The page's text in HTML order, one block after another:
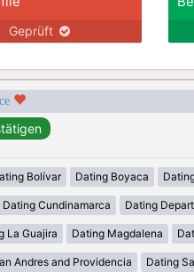
Geprüft
Bolívar Dating Boyaca
Dating Cundinamarca Dating
La Guajira Dating Magdalena
Andres and Providencia Dating